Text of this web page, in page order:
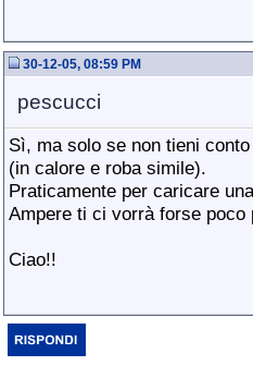
30-12-05, 08:59 PM
pescucci
Sì, ma solo se non tieni
(in calore e roba simile).
Praticamente per caricare
Ampere ti ci vorrà forse poco
Ciao!!